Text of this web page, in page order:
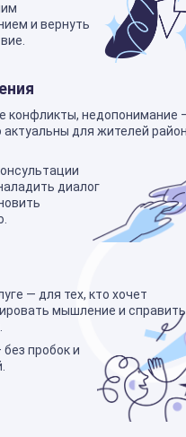
и вернуть
конфликты, недопонимание
актуальны для жителей
диалог
— для тех, кто хочет
мышление и
пробок и